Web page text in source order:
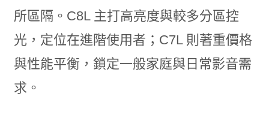
所區隔。C8L 主打高亮度與較多分區控
光，定位在進階使用者；C7L 則著重價格
與性能平衡，鎖定一般家庭與日常影音需
求。